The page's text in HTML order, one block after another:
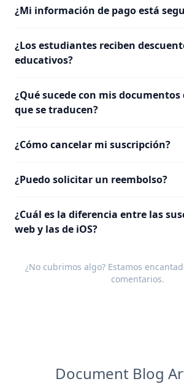
¿Mi información de pago está
¿Los estudiantes reciben
educativos?
¿Qué sucede con mis documentos
que se traducen?
¿Cómo cancelar mi suscripción?
¿Puedo solicitar un reembolso?
¿Cuál es la diferencia entre las
web y las de iOS?
¿No cubrimos algo? Estamos
comentarios.
Document Blog